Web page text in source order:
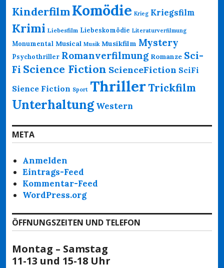
KinderfilmKomödie Krieg Kriegsfilm
Krimi Liebesfilm Liebeskomödie Literaturverfilmung
Monumental Musical Musik Musikfilm Mystery
Psychothriller Romanverfilmung Romanze Sci-
Fi Science Fiction ScienceFiction SciFi
Sience Fiction Sport ThrillerTrickfilm
Unterhaltung Western
META
Anmelden
Eintrags-Feed
Kommentar-Feed
WordPress.org
ÖFFNUNGSZEITEN UND TELEFON
Montag – Samstag
11-13 und 15-18 Uhr